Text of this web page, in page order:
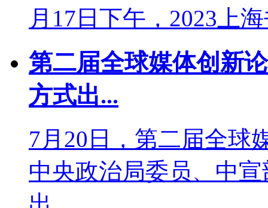
月17日下午，2023上
第二届全球媒体创新
方式出...
7月20日，第二届全球
中央政治局委员、中